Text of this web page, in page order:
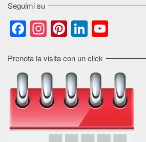
Seguimi su
Facebook
Instagram
Pinterest
LinkedIn
Prenota la visita con un click